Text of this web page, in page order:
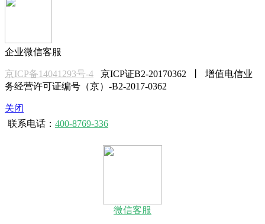
企业微信客服
京ICP备14041293号-4 京ICP证B2-20170362 丨 增值电信业
务经营许可证编号（京）-B2-2017-0362
关闭
联系电话： 400-8769-336
微信客服